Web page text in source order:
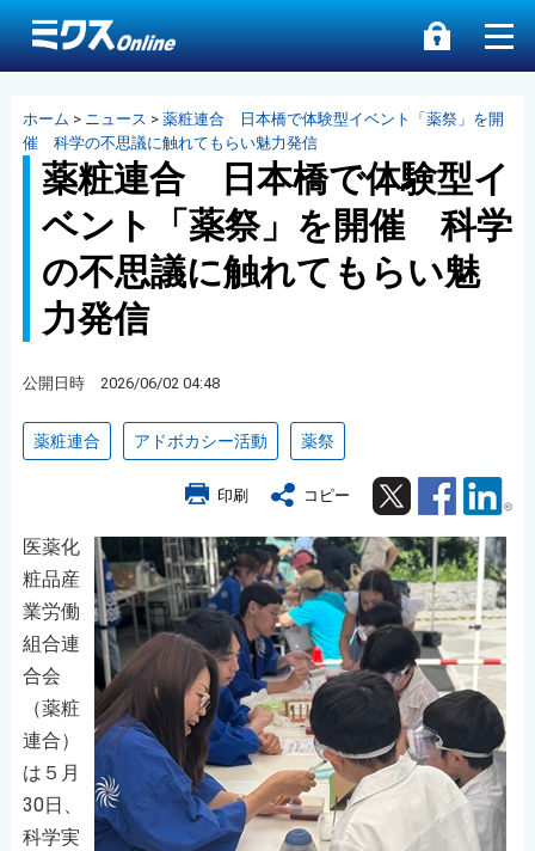
ホーム > ニュース > 薬粧連合 日本橋で体験型イベント「薬祭」を開
催 科学の不思議に触れてもらい魅力発信
薬粧連合 日本橋で体験型イ
ベント「薬祭」を開催 科学
の不思議に触れてもらい魅
力発信
公開日時 2026/06/02 04:48
薬粧連合 アドボカシー活動 薬祭
印刷 コピー Twitter Facebook
医薬化
粧品産
業労働
組合連
合会
（薬粧
連合）
は５月
30日、
科学実